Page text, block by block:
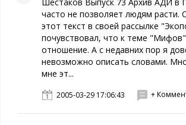
часто не позволяет людям расти.
этот текст в своей рассылке
почувствовал, что к теме
отношение. А с недавних пор я
невозможно описать словами.
мне эт...
2005-03-29 17:06:43 +